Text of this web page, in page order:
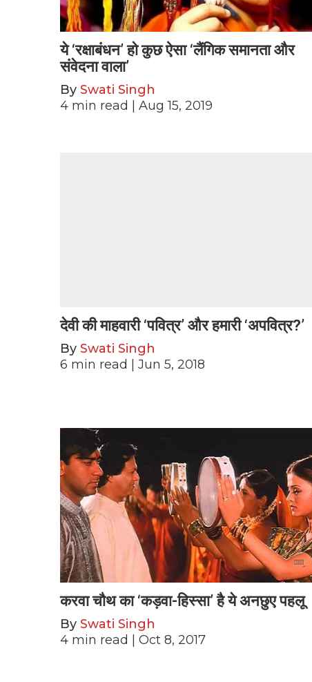
ये ‘रक्षाबंधन’ हो कुछ ऐसा ‘लैंगिक समानता और
संवेदना वाला’
By Swati Singh
4 min read | Aug 15, 2019
देवी की माहवारी ‘पवित्र’ और हमारी ‘अपवित्र?’
By Swati Singh
6 min read | Jun 5, 2018
करवा चौथ का ‘कड़वा-हिस्सा’ है ये अनछुए पहलू
By Swati Singh
4 min read | Oct 8, 2017